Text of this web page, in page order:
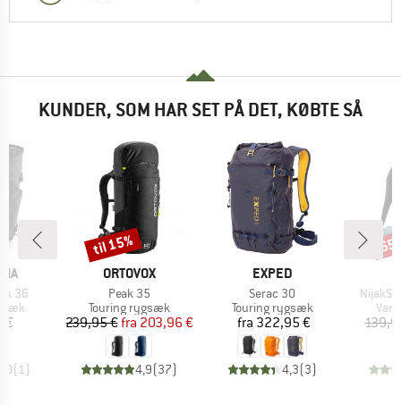
KUNDER, SOM HAR SET PÅ DET, KØBTE SÅ
36
€
(1)
MÆRKE
ORTOVOX
Artikel
Peak 35
Produktgruppe
Touring rygsæk
Pris
239,95 € Nedsat pris
fra 203,96 €
4,9(37)
Rabat
til 15%
MÆRKE
EXPED
Artikel
Serac 30
Produktgruppe
Touring rygsæk
Pris
fra 322,95 €
4,3(3)
Artikel